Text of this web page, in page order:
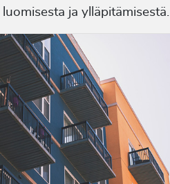
ja ylläpitämisestä.